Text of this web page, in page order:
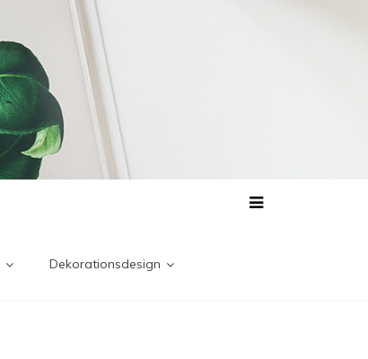
Dekorationsdesign